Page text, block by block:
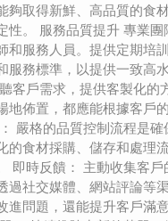
夠取得新鮮、高品質的食
性。 服務品質提升 專業團
和服務人員。提供定期培
服務標準，以提供一致高
客戶需求，提供客製化的
地佈置，都應能根據客戶
嚴格的品質控制流程是
的食材採購、儲存和處理
即時反饋： 主動收集客戶
過社交媒體、網站評論等
進問題，還能提升客戶滿